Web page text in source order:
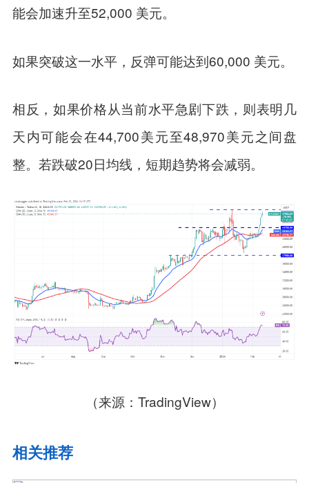
能会加速升至52,000 美元。
如果突破这一水平，反弹可能达到60,000 美元。
相反，如果价格从当前水平急剧下跌，则表明几
天内可能会在44,700美元至48,970美元之间盘
整。若跌破20日均线，短期趋势将会减弱。
（来源：TradingView）
相关推荐